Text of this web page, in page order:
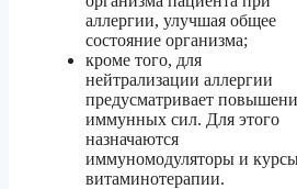
аллергии, улучшая общее
состояние организма;
кроме того, для
нейтрализации аллергии
предусматривает
иммунных сил. Для этого
назначаются
иммуномодуляторы и
витаминотерапии.